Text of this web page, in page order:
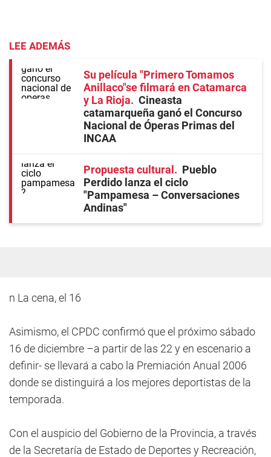
LEE ADEMÁS
Su película "Primero Tomamos
Anillaco"se filmará en Catamarca
y La Rioja
Cineasta
catamarqueña ganó el Concurso
Nacional de Óperas Primas del
INCAA
Propuesta cultural
Pueblo
Perdido lanza el ciclo
"Pampamesa – Conversaciones
Andinas"
n La cena, el 16
Asimismo, el CPDC confirmó que el próximo sábado
16 de diciembre –a partir de las 22 y en escenario a
definir- se llevará a cabo la Premiación Anual 2006
donde se distinguirá a los mejores deportistas de la
temporada.
Con el auspicio del Gobierno de la Provincia, a través
de la Secretaría de Estado de Deportes y Recreación,